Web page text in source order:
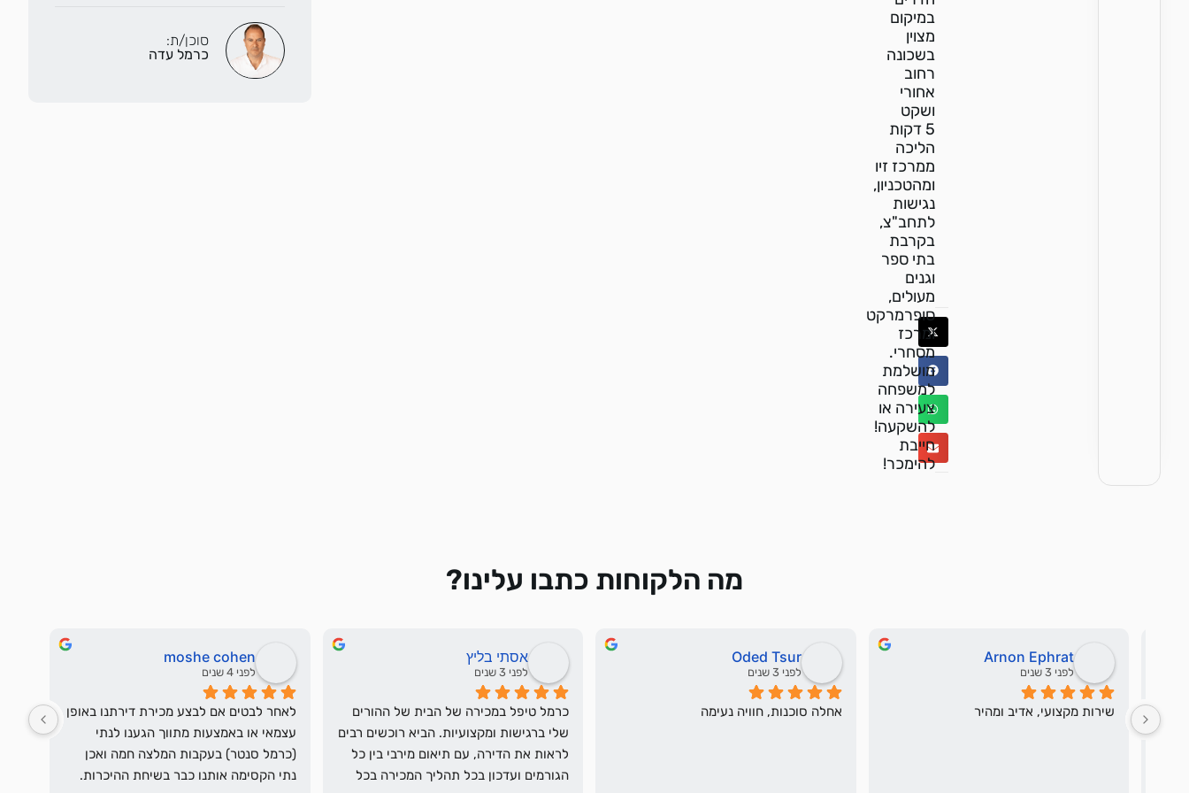
במיקום
מצוין
בשכונה
רחוב
אחורי
ושקט
5 דקות
הליכה
ממרכז זיו
ומהטכניון,
נגישות
לתחב"צ,
בקרבת
בתי ספר
וגנים
מעולים,
סופרמרקט
ומרכז
מסחרי.
מושלמת
למשפחה
צעירה או
להשקעה!
חייבת
להימכר!
סוכן/ת:
כרמל עדה
מה הלקוחות כתבו עלינו?
Arnon Ephrat
לפני 3 שנים
שירות מקצועי, אדיב ומהיר
Oded Tsur
לפני 3 שנים
אחלה סוכנות, חוויה נעימה
אסתי בליץ
לפני 3 שנים
moshe cohen
לפני 4 שנים